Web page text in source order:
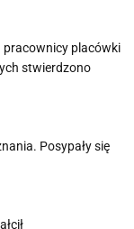
pracownicy placówki
stwierdzono
Posypały się